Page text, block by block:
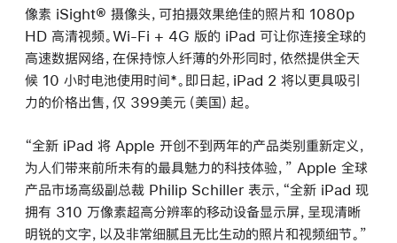
像素 iSight® 摄像头，可拍摄效果绝佳的照片和 1080p
HD 高清视频。Wi-Fi + 4G 版的 iPad 可让你连接全球的
高速数据网络，在保持惊人纤薄的外形同时，依然提供全天
候 10 小时电池使用时间*。即日起，iPad 2 将以更具吸引
力的价格出售，仅 399美元（美国）起。
“全新 iPad 将 Apple 开创不到两年的产品类别重新定义，
为人们带来前所未有的最具魅力的科技体验，” Apple 全球
产品市场高级副总裁 Philip Schiller 表示，“全新 iPad 现
拥有 310 万像素超高分辨率的移动设备显示屏，呈现清晰
明锐的文字，以及非常细腻且无比生动的照片和视频细节。”